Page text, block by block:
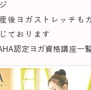
後ヨガストレッチも
ております
認定ヨガ資格講座一